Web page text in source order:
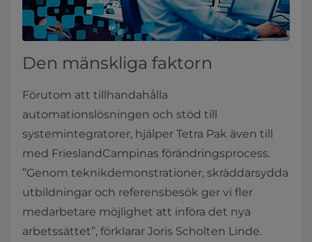
Den mänskliga faktorn
Förutom att tillhandahålla
automationslösningen och stöd till
systemintegratorer, hjälper Tetra Pak även till
med FrieslandCampinas förändringsprocess.
”Genom teknikdemonstrationer, skräddarsydda
utbildningar och referensbesök ger vi fler
medarbetare möjlighet att införa det nya
arbetssättet”, förklarar Joris Scholten Linde.